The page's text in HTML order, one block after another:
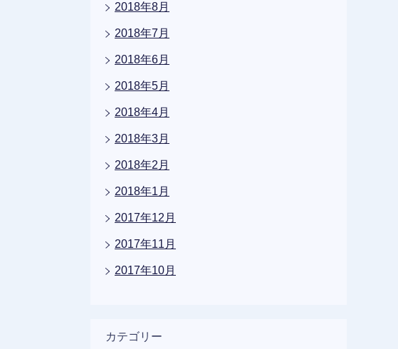
2018年8月
2018年7月
2018年6月
2018年5月
2018年4月
2018年3月
2018年2月
2018年1月
2017年12月
2017年11月
2017年10月
カテゴリー